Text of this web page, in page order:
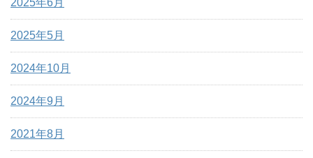
2025年6月
2025年5月
2024年10月
2024年9月
2021年8月